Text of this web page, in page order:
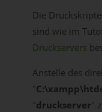
Die
sind wie im
Druckservers
Anstelle des
"
"druckserver"